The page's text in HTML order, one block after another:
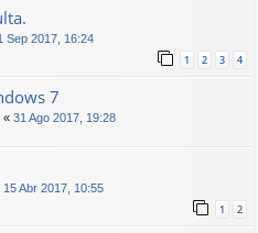
Sep 2017, 16:24
1 2 3 4
7
« 31 Ago 2017, 19:28
15 Abr 2017, 10:55
1 2